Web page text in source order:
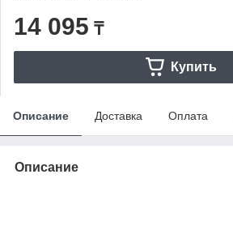
14 095 ₸
Купить
Описание Доставка Оплата
Описание